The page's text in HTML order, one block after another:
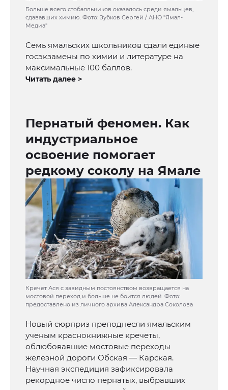
Больше всего стобалльников оказалось среди ямальцев,
сдававших химию. Фото: Зубков Сергей / АНО "Ямал-
Медиа"
Семь ямальских школьников сдали единые
госэкзамены по химии и литературе на
максимальные 100 баллов.
Читать далее >
Пернатый феномен. Как
индустриальное
освоение помогает
редкому соколу на Ямале
Кречет Ася с завидным постоянством возвращается на
мостовой переход и больше не боится людей. Фото:
предоставлено из личного архива Александра Соколова
Новый сюрприз преподнесли ямальским
ученым краснокнижные кречеты,
облюбовавшие мостовые переходы
железной дороги Обская — Карская.
Научная экспедиция зафиксировала
рекордное число пернатых, выбравших